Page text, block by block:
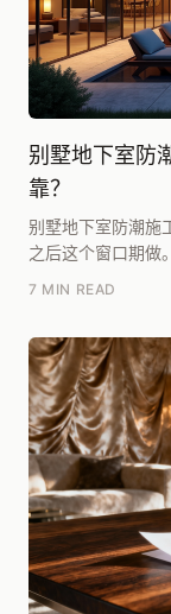
别墅地下室防
靠？
别墅地下室防潮施
之后这个窗口期做
7 MIN READ